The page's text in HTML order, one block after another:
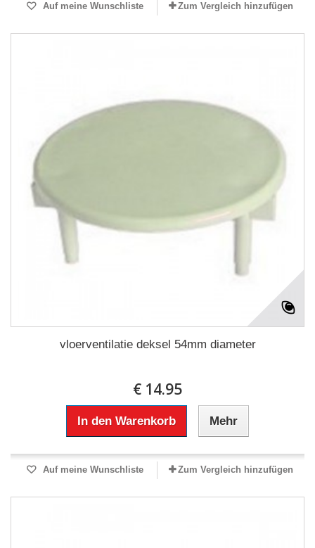
Auf meine Wunschliste Zum Vergleich hinzufügen
vloerventilatie deksel 54mm diameter
€ 14.95
In den Warenkorb Mehr
Auf meine Wunschliste Zum Vergleich hinzufügen